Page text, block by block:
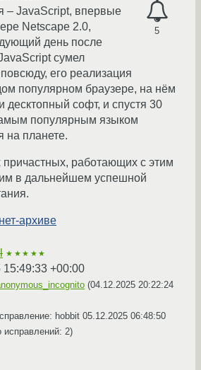
5
– JavaScript, впервые
Netscape 2.0,
день после
сумел
его реализация
популярном браузере, на нём
десктопный софт, и спустя 30
популярным языком
на планете.
работающих с этим
в дальнейшем успешной
архиве
★★★★★
15:49:33 +00:00
(04.12.2025 20:22:24
hobbit 05.12.2025 06:48:50
исправлений: 2)